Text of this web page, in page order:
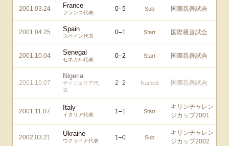
2001.03.24 France
フランス代表
0–5 Sub 国際親善試合
2001.04.25 Spain
スペイン代表
0–1 Start 国際親善試合
2001.10.04 Senegal
セネガル代表
0–2 Start 国際親善試合
2001.10.07
Nigeria
ナイジェリア代
表
2–2 Named 国際親善試合
2001.11.07 Italy
イタリア代表 1–1 Start
キリンチャレン
ジカップ2001
2002.03.21 Ukraine
ウクライナ代表 1–0 Sub
キリンチャレン
ジカップ2002